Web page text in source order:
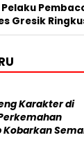
Gresik
Karakter di
Kobarkan